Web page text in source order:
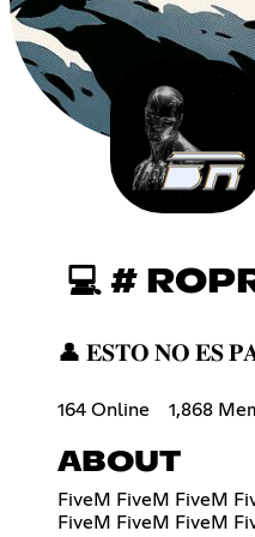
💻 #
👤 𝐄𝐒𝐓𝐎 𝐍𝐎 𝐄𝐒
164 Online 1,868
ABOUT
FiveM FiveM FiveM
FiveM FiveM FiveM